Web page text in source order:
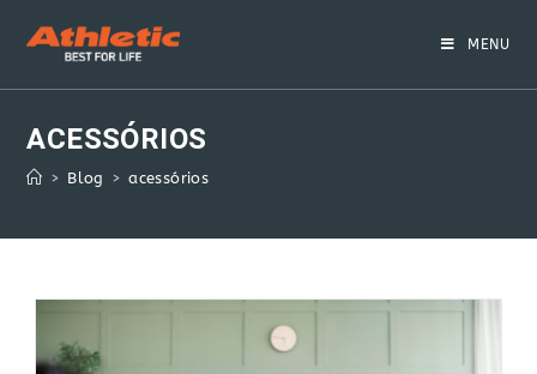
MENU
ACESSÓRIOS
> Blog > acessórios